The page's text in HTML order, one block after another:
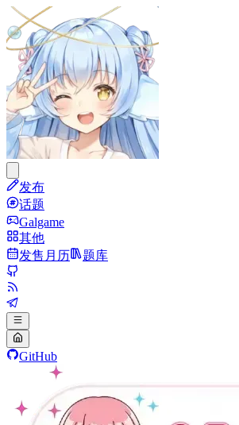
发布
话题
Galgame
其他
发售月历
题库
GitHub